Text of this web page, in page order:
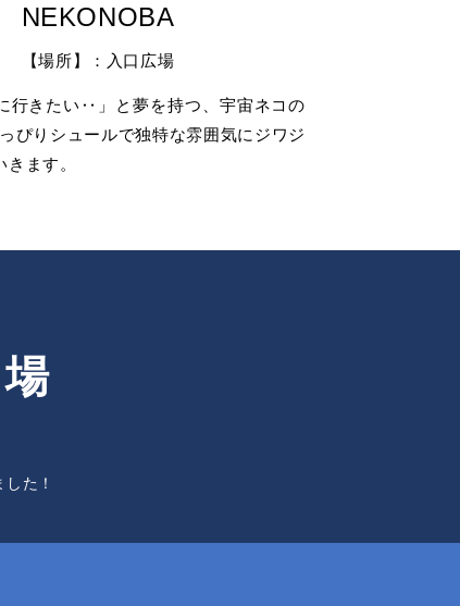
NEKONOBA
【場所】：入口広場
行きたい‥」と夢を持つ、宇宙ネコの
ぴりシュールで独特な雰囲気にジワジ
ます。
た！